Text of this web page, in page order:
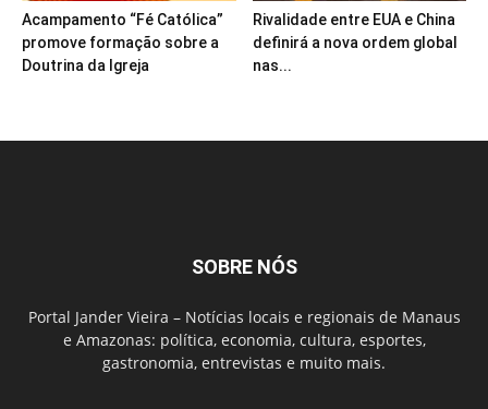
Acampamento “Fé Católica”
promove formação sobre a
Doutrina da Igreja
Rivalidade entre EUA e China
definirá a nova ordem global
nas...
SOBRE NÓS
Portal Jander Vieira – Notícias locais e regionais de Manaus
e Amazonas: política, economia, cultura, esportes,
gastronomia, entrevistas e muito mais.